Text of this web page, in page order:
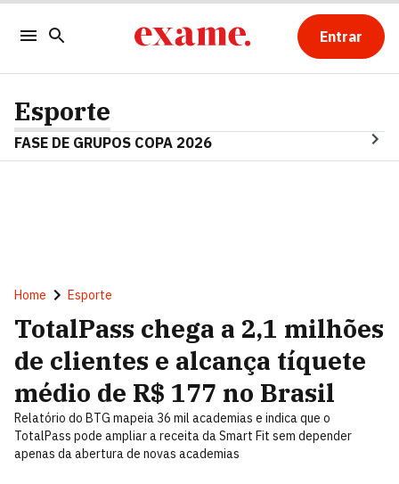
Entrar
Esporte
FASE DE GRUPOS COPA 2026
Home Esporte
TotalPass chega a 2,1 milhões
de clientes e alcança tíquete
médio de R$ 177 no Brasil
Relatório do BTG mapeia 36 mil academias e indica que o
TotalPass pode ampliar a receita da Smart Fit sem depender
apenas da abertura de novas academias